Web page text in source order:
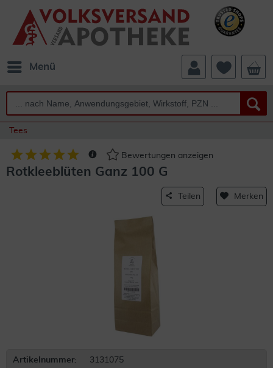
Menü
Tees
Bewertungen anzeigen
Rotkleeblüten Ganz 100 G
Teilen Merken
Artikelnummer:
3131075